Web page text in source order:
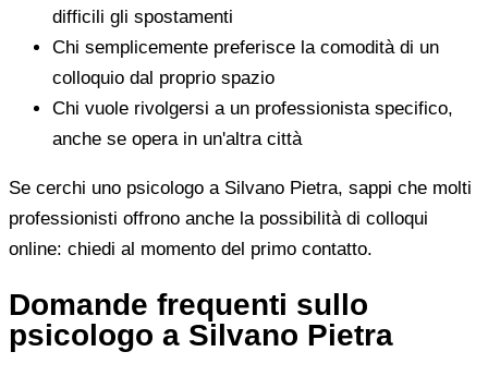
difficili gli spostamenti
Chi semplicemente preferisce la comodità di un
colloquio dal proprio spazio
Chi vuole rivolgersi a un professionista specifico,
anche se opera in un'altra città
Se cerchi uno psicologo a Silvano Pietra, sappi che molti
professionisti offrono anche la possibilità di colloqui
online: chiedi al momento del primo contatto.
Domande frequenti sullo
psicologo a Silvano Pietra